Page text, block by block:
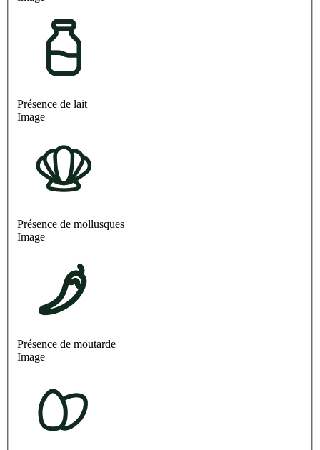
Présence de lait
Image
Présence de mollusques
Image
Présence de moutarde
Image